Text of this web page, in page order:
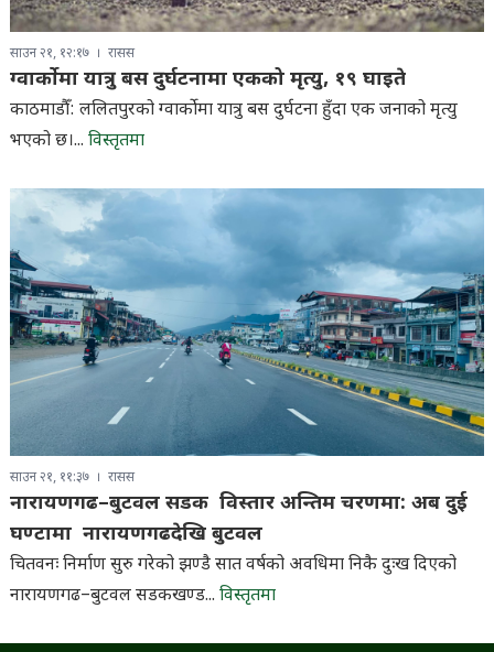
साउन २१, १२:१७ रासस
ग्वार्कोमा यात्रु बस दुर्घटनामा एकको मृत्यु, १९ घाइते
काठमाडौँ: ललितपुरको ग्वार्कोमा यात्रु बस दुर्घटना हुँदा एक जनाको मृत्यु
भएको छ।... विस्तृतमा
साउन २१, ११:३७ रासस
नारायणगढ–बुटवल सडक विस्तार अन्तिम चरणमा: अब दुई
घण्टामा नारायणगढदेखि बुटवल
चितवनः निर्माण सुरु गरेको झण्डै सात वर्षको अवधिमा निकै दुःख दिएको
नारायणगढ–बुटवल सडकखण्ड... विस्तृतमा